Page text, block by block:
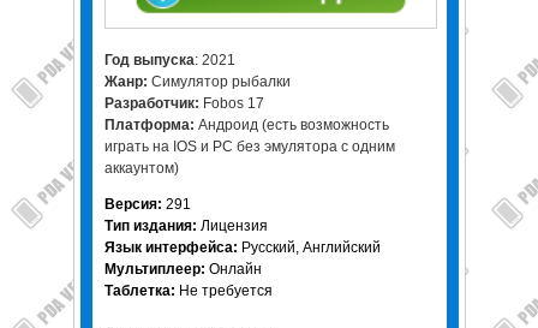
Год выпуска: 2021
Жанр: Симулятор рыбалки
Разработчик: Fobos 17
Платформа: Андроид (есть возможность
играть на IOS и PC без эмулятора с одним
аккаунтом)
Версия: 291
Тип издания: Лицензия
Язык интерфейса: Русский, Английский
Мультиплеер: Онлайн
Таблетка: Не требуется